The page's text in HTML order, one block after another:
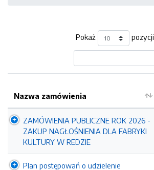
Pokaż pozycji
Nazwa zamówienia
ZAMÓWIENIA PUBLICZNE ROK 2026 -
ZAKUP NAGŁOŚNIENIA DLA FABRYKI
KULTURY W REDZIE
Plan postępowań o udzielenie